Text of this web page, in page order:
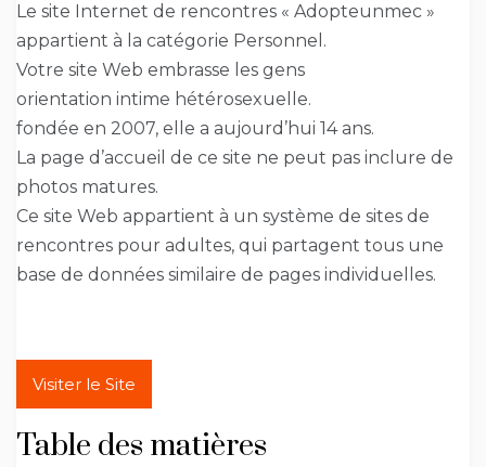
Le site Internet de rencontres « Adopteunmec »
appartient à la catégorie Personnel.
Votre site Web embrasse les gens
orientation intime hétérosexuelle.
fondée en 2007, elle a aujourd’hui 14 ans.
La page d’accueil de ce site ne peut pas inclure de
photos matures.
Ce site Web appartient à un système de sites de
rencontres pour adultes, qui partagent tous une
base de données similaire de pages individuelles.
Visiter le Site
Table des matières